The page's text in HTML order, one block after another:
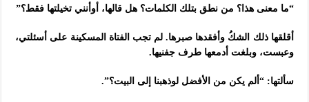
“ما معنى هذا؟ من نطق بتلك الكلمات؟ هل قالها، أوأنني تخيلتها فقط؟”
أقلقها ذلك الشكُ وأفقدها صبرها. لم تجب الفتاة المسكينة على أسئلتي،
وعبست، وبلغت أدمعها طرف جفنيها.
سألتها: “ألم يكن من الأفضل لوذهبنا إلى البيت؟”.